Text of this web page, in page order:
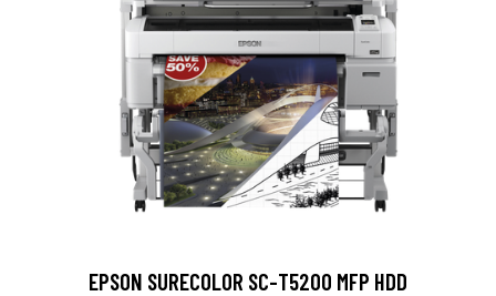
EPSON SURECOLOR SC-T5200 MFP HDD